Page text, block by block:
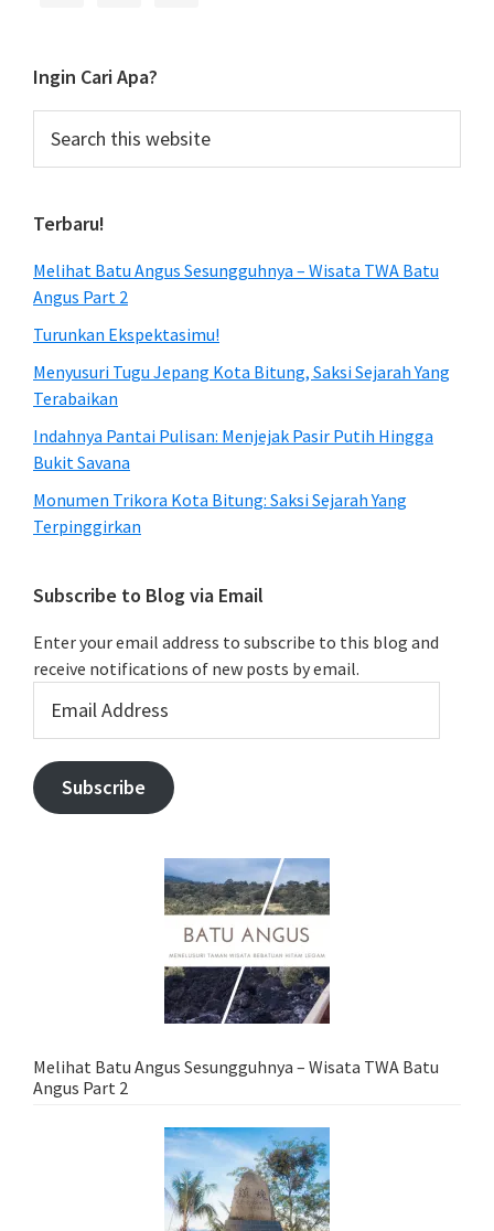
Ingin Cari Apa?
this
Terbaru!
Melihat Batu Angus Sesungguhnya – Wisata TWA Batu
Angus Part 2
Turunkan Ekspektasimu!
Menyusuri Tugu Jepang Kota Bitung, Saksi Sejarah Yang
Terabaikan
Indahnya Pantai Pulisan: Menjejak Pasir Putih Hingga
Bukit Savana
Monumen Trikora Kota Bitung: Saksi Sejarah Yang
Terpinggirkan
Subscribe to Blog via Email
Enter your email address to subscribe to this blog and
receive notifications of new posts by email.
Address
Subscribe
Melihat Batu Angus Sesungguhnya – Wisata TWA Batu
Angus Part 2